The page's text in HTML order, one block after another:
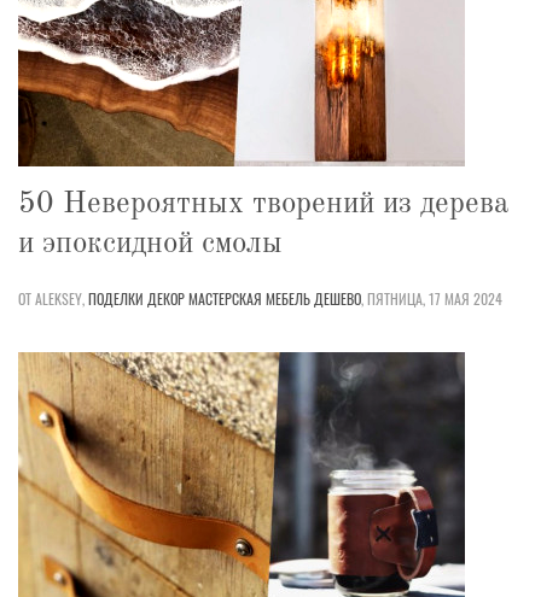
50 Невероятных творений из дерева
и эпоксидной смолы
ОТ ALEKSEY,ПОДЕЛКИ ДЕКОРМАСТЕРСКАЯ МЕБЕЛЬ ДЕШЕВО,ПЯТНИЦА, 17 МАЯ 2024